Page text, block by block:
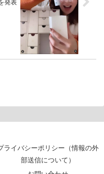
発表
ライバシーポリシー（情報の外
部送信について）